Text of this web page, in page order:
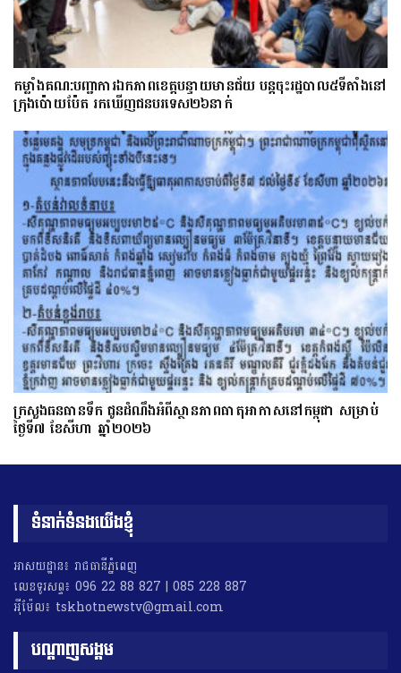
កម្លាំងគណ:បញ្ជាការឯកភាពខេត្តបន្ទាយមានជ័យ បន្តចុះរដ្ឋបាល៥ទីតាំងនៅ
ក្រុងប៉ោយប៉ែត រកឃើញជនបរទេស២៦នាក់
ក្រសួងធនធានទឹក ជូនដំណឹងអំពីស្ថានភាពធាតុអាកាសនៅកម្ពុជា សម្រាប់
ថ្ងៃទី៧ ខែសីហា ឆ្នាំ២០២៦
ទំនាក់ទំនងយើងខ្ញុំ
អាសយដ្ឋាន៖ រាជធានីភ្នំពេញ
លេខទូរសព្ទ៖ 096 22 88 827 | 085 228 887
អុីម៉ែល៖ tskhotnewstv@gmail.com
បណ្តាញសង្គម